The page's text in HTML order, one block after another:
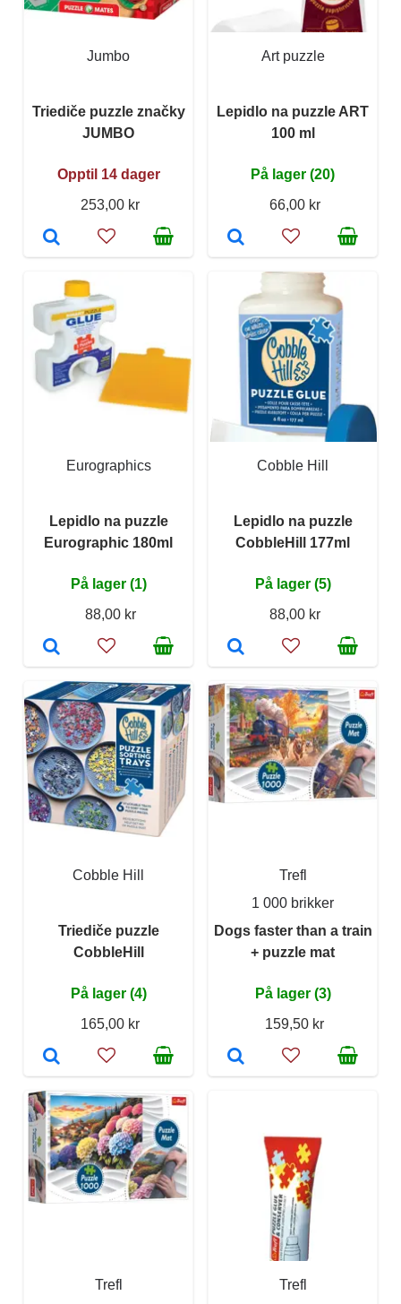
Jumbo
Triediče puzzle značky
JUMBO
Opptil 14 dager
253,00 kr
Art puzzle
Lepidlo na puzzle ART
100 ml
På lager (20)
66,00 kr
Eurographics
Lepidlo na puzzle
Eurographic 180ml
På lager (1)
88,00 kr
Cobble Hill
Lepidlo na puzzle
CobbleHill 177ml
På lager (5)
88,00 kr
Cobble Hill
Triediče puzzle
CobbleHill
På lager (4)
165,00 kr
Trefl
1 000 brikker
Dogs faster than a train
+ puzzle mat
På lager (3)
159,50 kr
Trefl
Trefl